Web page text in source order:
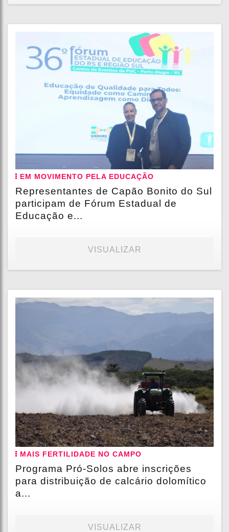
EM MOVIMENTO PELA EDUCAÇÃO
Representantes de Capão Bonito do Sul
participam de Fórum Estadual de
Educação e...
VISUALIZAR
MAIS FERTILIDADE NO CAMPO
Programa Pró-Solos abre inscrições
para distribuição de calcário dolomítico
a...
VISUALIZAR